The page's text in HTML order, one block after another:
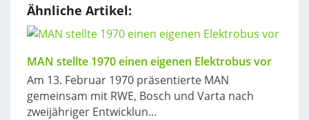
Ähnliche Artikel:
MAN stellte 1970 einen eigenen Elektrobus vor
Am 13. Februar 1970 präsentierte MAN
gemeinsam mit RWE, Bosch und Varta nach
zweijähriger Entwicklun...